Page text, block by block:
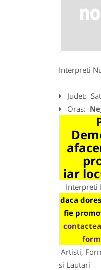
Interpreti
Judet:
Oras:
iar
Interpreti
daca
fie
Artisti,
si Lautari